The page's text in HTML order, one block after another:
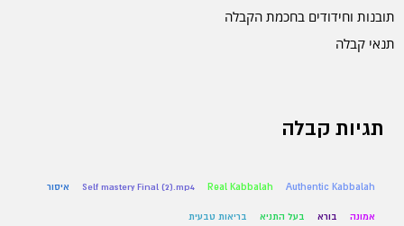
תובנות וחידודים בחכמת הקבלה
תנאי קבלה
תגיות קבלה
Authentic Kabbalah
Real Kabbalah
Self mastery Final (2).mp4 איסור
אמונה בורא בעל התניא בריאות טבעית